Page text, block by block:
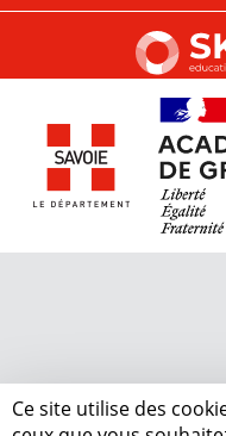
Ce site utilise des